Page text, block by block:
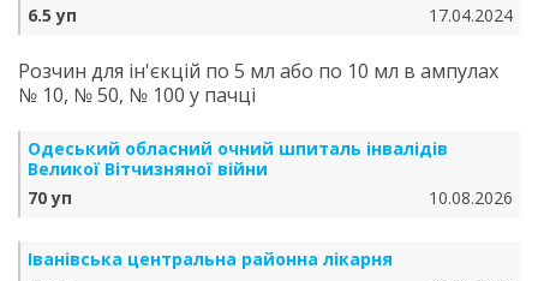
6.5 уп 17.04.2024
Розчин для ін'єкцій по 5 мл або по 10 мл в ампулах
№ 10, № 50, № 100 у пачці
Одеський обласний очний шпиталь інвалідів
Великої Вітчизняної війни
70 уп
10.08.2026
Іванівська центральна районна лікарня